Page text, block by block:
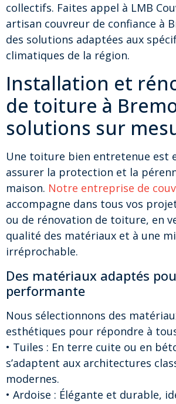
collectifs. Faites appel à LMB
artisan couvreur de confiance à
des solutions adaptées aux
climatiques de la région.
Installation et
de toiture à
solutions sur
Une toiture bien entretenue est
assurer la protection et la
maison. Notre entreprise de
accompagne dans tous vos
ou de rénovation de toiture, en
qualité des matériaux et à une
irréprochable.
Des matériaux adaptés
performante
Nous sélectionnons des
esthétiques pour répondre à
• Tuiles : En terre cuite ou en
s’adaptent aux architectures
modernes.
• Ardoise : Élégante et durable,